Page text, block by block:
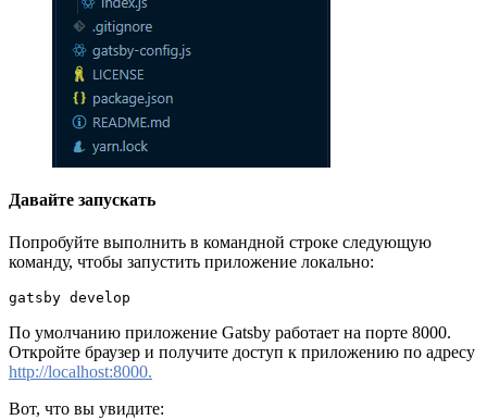
Давайте запускать
Попробуйте выполнить в командной строке следующую
команду, чтобы запустить приложение локально:
gatsby develop
По умолчанию приложение Gatsby работает на порте 8000.
Откройте браузер и получите доступ к приложению по адресу
http://localhost:8000.
Вот, что вы увидите: